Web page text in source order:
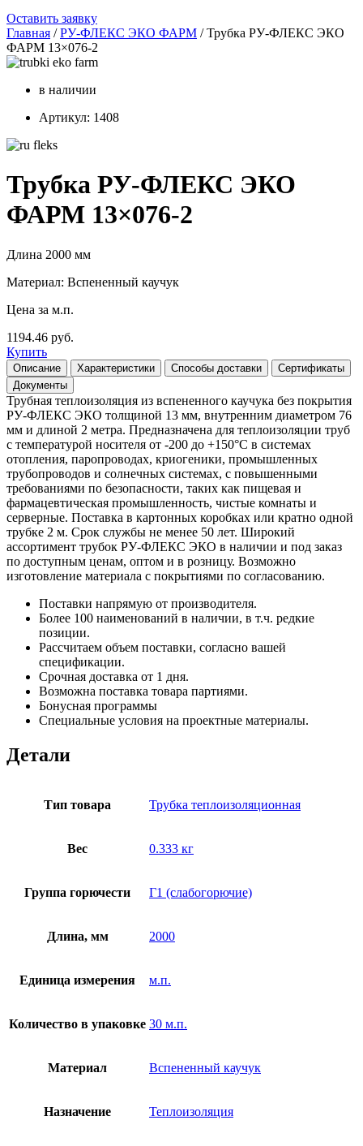
Оставить заявку
Главная /РУ-ФЛЕКС ЭКО ФАРМ / Трубка РУ-ФЛЕКС ЭКО
ФАРМ 13×076-2
в наличии
Артикул: 1408
Трубка РУ-ФЛЕКС ЭКО
ФАРМ 13×076-2
Длина 2000 мм
Материал: Вспененный каучук
Цена за м.п.
1194.46 руб.
Купить
Описание Характеристики Способы доставки
Сертификаты
Документы
Трубная теплоизоляция из вспененного каучука без покрытия
РУ-ФЛЕКС ЭКО толщиной 13 мм, внутренним диаметром 76
мм и длиной 2 метра. Предназначена для теплоизоляции труб
с температурой носителя от -200 до +150°С в системах
отопления, паропроводах, криогеники, промышленных
трубопроводов и солнечных системах, с повышенными
требованиями по безопасности, таких как пищевая и
фармацевтическая промышленность, чистые комнаты и
серверные. Поставка в картонных коробках или кратно одной
трубке 2 м. Срок службы не менее 50 лет. Широкий
ассортимент трубок РУ-ФЛЕКС ЭКО в наличии и под заказ
по доступным ценам, оптом и в розницу. Возможно
изготовление материала с покрытиями по согласованию.
Поставки напрямую от производителя.
Более 100 наименований в наличии, в т.ч. редкие
позиции.
Рассчитаем объем поставки, согласно вашей
спецификации.
Срочная доставка от 1 дня.
Возможна поставка товара партиями.
Бонусная программы
Специальные условия на проектные материалы.
Детали
Тип товара Трубка теплоизоляционная
Вес 0.333 кг
Группа горючести Г1 (слабогорючие)
Длина, мм 2000
Единица измерения м.п.
Количество в упаковке 30 м.п.
Материал Вспененный каучук
Назначение Теплоизоляция